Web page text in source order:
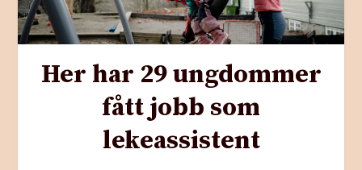
Her har 29 ungdommer
fått jobb som
lekeassistent